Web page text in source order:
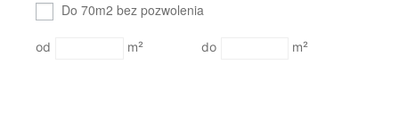
Do 70m2 bez pozwolenia
m² m²